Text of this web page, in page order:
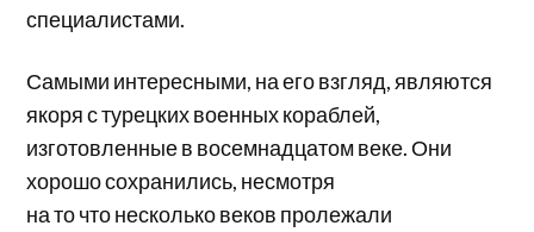
специалистами.
Самыми интересными, на его взгляд, являются
якоря с турецких военных кораблей,
изготовленные в восемнадцатом веке. Они
хорошо сохранились, несмотря
на то что несколько веков пролежали